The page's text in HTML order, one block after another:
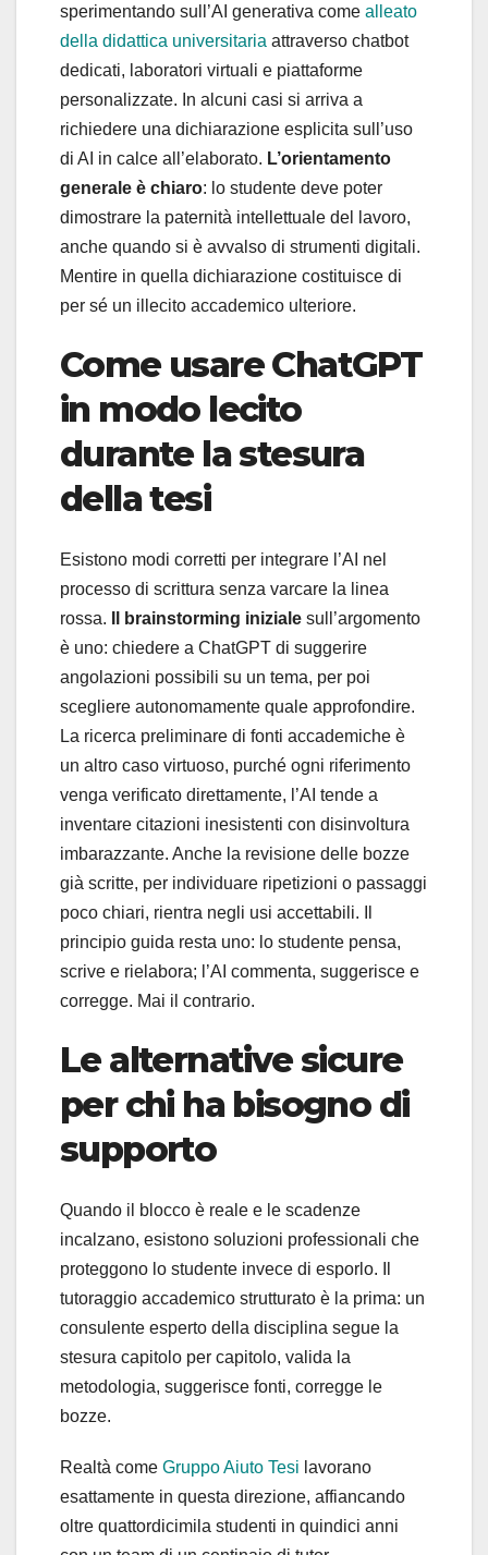
sperimentando sull’AI generativa come alleato
della didattica universitaria attraverso chatbot
dedicati, laboratori virtuali e piattaforme
personalizzate. In alcuni casi si arriva a
richiedere una dichiarazione esplicita sull’uso
di AI in calce all’elaborato. L’orientamento
generale è chiaro: lo studente deve poter
dimostrare la paternità intellettuale del lavoro,
anche quando si è avvalso di strumenti digitali.
Mentire in quella dichiarazione costituisce di
per sé un illecito accademico ulteriore.
Come usare ChatGPT
in modo lecito
durante la stesura
della tesi
Esistono modi corretti per integrare l’AI nel
processo di scrittura senza varcare la linea
rossa.
Il brainstorming iniziale sull’argomento
è uno: chiedere a ChatGPT di suggerire
angolazioni possibili su un tema, per poi
scegliere autonomamente quale approfondire.
La ricerca preliminare di fonti accademiche è
un altro caso virtuoso, purché ogni riferimento
venga verificato direttamente, l’AI tende a
inventare citazioni inesistenti con disinvoltura
imbarazzante. Anche la revisione delle bozze
già scritte, per individuare ripetizioni o passaggi
poco chiari, rientra negli usi accettabili. Il
principio guida resta uno: lo studente pensa,
scrive e rielabora; l’AI commenta, suggerisce e
corregge. Mai il contrario.
Le alternative sicure
per chi ha bisogno di
supporto
Quando il blocco è reale e le scadenze
incalzano, esistono soluzioni professionali che
proteggono lo studente invece di esporlo. Il
tutoraggio accademico strutturato è la prima: un
consulente esperto della disciplina segue la
stesura capitolo per capitolo, valida la
metodologia, suggerisce fonti, corregge le
bozze.
Realtà come Gruppo Aiuto Tesi lavorano
esattamente in questa direzione, affiancando
oltre quattordicimila studenti in quindici anni